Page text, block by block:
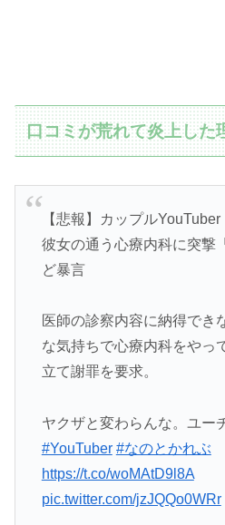
口コミが荒れて炎上した
【悲報】カップルYouTuber
彼女の通う心療内科に突撃
ど暴言
医師の診察内容に納得でき
な気持ちで心療内科をやっ
立て謝罪を要求。
ヤクザと変わらんな。ユー
#YouTuber #なのとかれぶ
https://t.co/woMAtD9l8A
pic.twitter.com/jzJQQo0WRr